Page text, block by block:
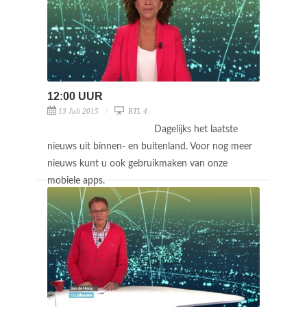
12:00 UUR
13 Juli 2015 RTL 4
Dagelijks het laatste
nieuws uit binnen- en buitenland. Voor nog meer
nieuws kunt u ook gebruikmaken van onze
mobiele apps.